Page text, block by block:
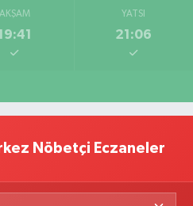
AKŞAM YATSI
21:06
Nöbetçi Eczaneler